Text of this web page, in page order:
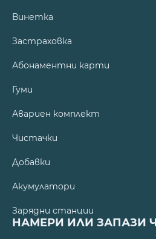
Винетка
Застраховка
Абонаментни карти
Гуми
Авариен комплект
Чистачки
Добавки
Акумулатори
Зарядни станции
НАМЕРИ ИЛИ ЗАПАЗИ